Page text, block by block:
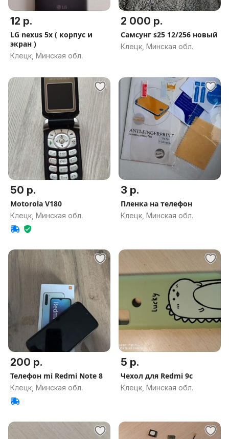
12 р.
LG nexus 5x ( корпус и
экран )
Клецк, Минская обл.
2 000 р.
Самсунг s25 12/256 новый
Клецк, Минская обл.
50 р.
Motorola V180
Клецк, Минская обл.
3 р.
Пленка на телефон
Клецк, Минская обл.
200 р.
Телефон mi Redmi Note 8
Клецк, Минская обл.
5 р.
Чехол для Redmi 9c
Клецк, Минская обл.